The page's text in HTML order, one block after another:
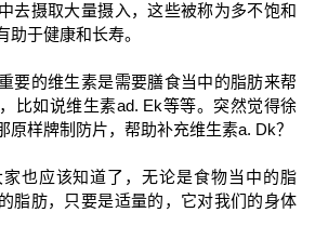
去摄取大量摄入，这些被称为多不饱和
助于健康和长寿。
要的维生素是需要膳食当中的脂肪来帮
比如说维生素ad. Ek等等。突然觉得徐
原样牌制防片，帮助补充维生素a. Dk？
也应该知道了，无论是食物当中的脂
脂肪，只要是适量的，它对我们的身体